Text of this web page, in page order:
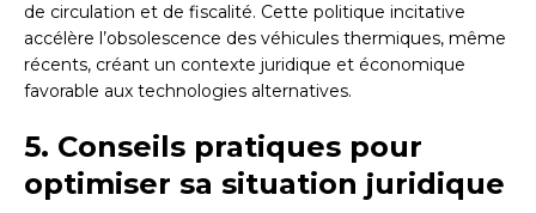
de circulation et de fiscalité. Cette politique incitative
accélère l’obsolescence des véhicules thermiques, même
récents, créant un contexte juridique et économique
favorable aux technologies alternatives.
5. Conseils pratiques pour
optimiser sa situation juridique